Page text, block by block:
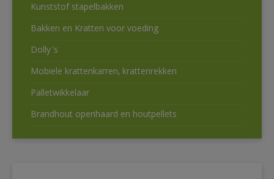
Kunststof stapelbakken
Bakken en Kratten voor voeding
Dolly’s
Mobiele krattenkarren, krattenrekken
Palletwikkelaar
Brandhout openhaard en houtpellets